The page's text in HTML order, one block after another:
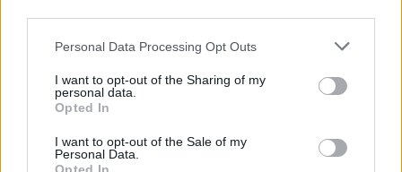
Personal Data Processing Opt Outs
I want to opt-out of the Sharing of my
personal data.
Opted In
I want to opt-out of the Sale of my
Personal Data.
Hoppades på 50, det kom 300: "Nu gör vi det igen"
Fler nyheter